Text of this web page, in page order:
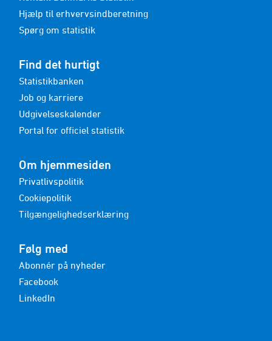
Hjælp til erhvervsindberetning
Spørg om statistik
Find det hurtigt
Statistikbanken
Job og karriere
Udgivelseskalender
Portal for officiel statistik
Om hjemmesiden
Privatlivspolitik
Cookiepolitik
Tilgængelighedserklæring
Følg med
Abonnér på nyheder
Facebook
LinkedIn